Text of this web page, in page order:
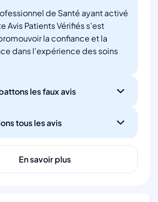
de Santé ayant activé
Avis Patients Vérifiés s'est
la confiance et la
dans l'expérience des soins
les faux avis
tous les avis
En savoir plus